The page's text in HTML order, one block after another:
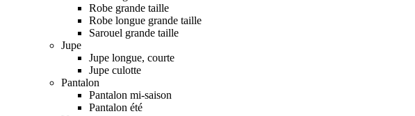
Robe grande taille
Robe longue grande taille
Sarouel grande taille
Jupe
Jupe longue, courte
Jupe culotte
Pantalon
Pantalon mi-saison
Pantalon été